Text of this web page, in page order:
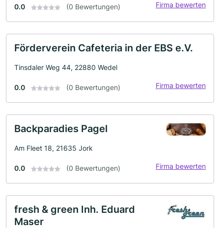
0.0 (0 Bewertungen) Firma bewerten
Förderverein Cafeteria in der EBS e.V.
Tinsdaler Weg 44, 22880 Wedel
0.0 (0 Bewertungen) Firma bewerten
Backparadies Pagel
Am Fleet 18, 21635 Jork
0.0 (0 Bewertungen) Firma bewerten
fresh & green Inh. Eduard
Maser